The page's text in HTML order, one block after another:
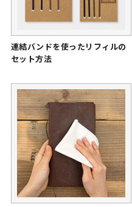
連結バンドを使ったリフィルの
セット方法